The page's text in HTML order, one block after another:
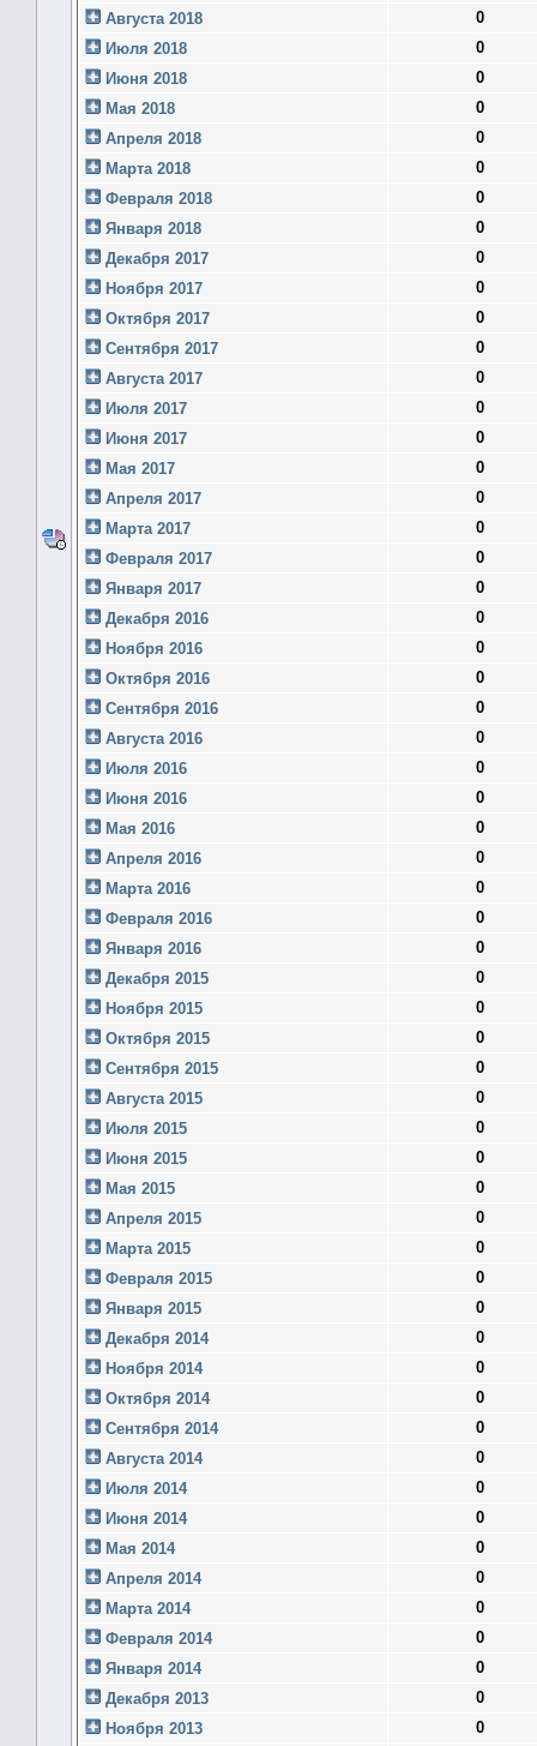
Августа 2018
0
Июля 2018
0
Июня 2018
0
Мая 2018
0
Апреля 2018
0
Марта 2018
0
Февраля 2018
0
Января 2018
0
Декабря 2017
0
Ноября 2017
0
Октября 2017
0
Сентября 2017
0
Августа 2017
0
Июля 2017
0
Июня 2017
0
Мая 2017
0
Апреля 2017
0
Марта 2017
0
Февраля 2017
0
Января 2017
0
Декабря 2016
0
Ноября 2016
0
Октября 2016
0
Сентября 2016
0
Августа 2016
0
Июля 2016
0
Июня 2016
0
Мая 2016
0
Апреля 2016
0
Марта 2016
0
Февраля 2016
0
Января 2016
0
Декабря 2015
0
Ноября 2015
0
Октября 2015
0
Сентября 2015
0
Августа 2015
0
Июля 2015
0
Июня 2015
0
Мая 2015
0
Апреля 2015
0
Марта 2015
0
Февраля 2015
0
Января 2015
0
Декабря 2014
0
Ноября 2014
0
Октября 2014
0
Сентября 2014
0
Августа 2014
0
Июля 2014
0
Июня 2014
0
Мая 2014
0
Апреля 2014
0
Марта 2014
0
Февраля 2014
0
Января 2014
0
Декабря 2013
0
Ноября 2013
0